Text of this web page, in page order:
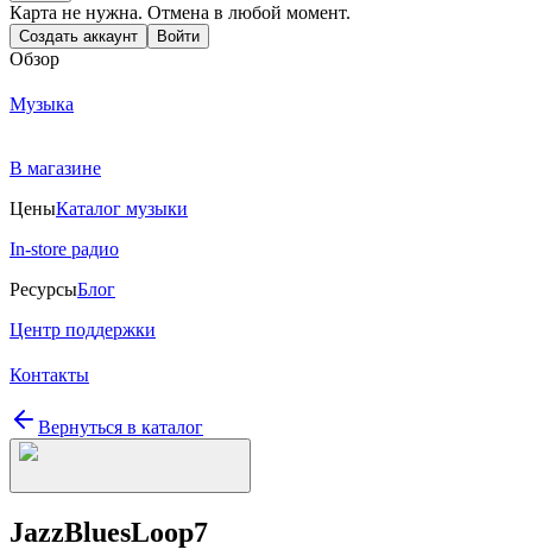
Карта не нужна. Отмена в любой момент.
Создать аккаунт Войти
Обзор
Музыка
В магазине
ЦеныКаталог музыки
In-store радио
РесурсыБлог
Центр поддержки
Контакты
Вернуться в каталог
JazzBluesLoop7